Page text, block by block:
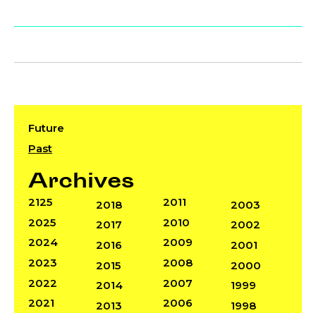
Future
Past
Archives
2125
2025
2024
2023
2022
2021
2018
2017
2016
2015
2014
2013
2011
2010
2009
2008
2007
2006
2003
2002
2001
2000
1999
1998